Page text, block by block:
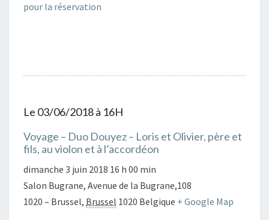
pour la réservation
Le 03/06/2018 à 16H
Voyage – Duo Douyez – Loris et Olivier, père et
fils, au violon et à l’accordéon
dimanche 3 juin 2018 16 h 00 min
Salon Bugrane, Avenue de la Bugrane,108
1020 – Brussel, Brussel 1020 Belgique + Google Map